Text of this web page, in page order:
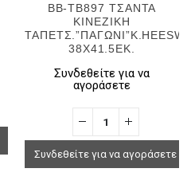
BB-TB897 ΤΣΑΝΤΑ
ΚΙΝΕΖΙΚΗ
38Χ41.5ΕΚ.
Συνδεθείτε για να
αγοράσετε
Συνδεθείτε για να αγοράσετε